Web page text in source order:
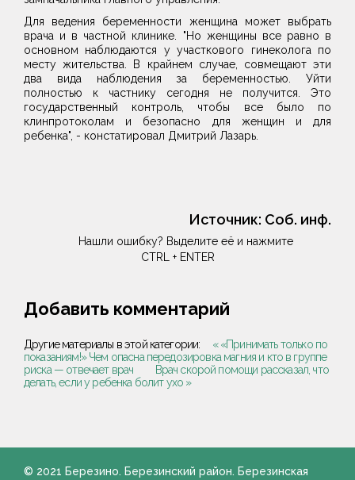
Для ведения беременности женщина может выбрать
врача и в частной клинике. "Но женщины все равно в
основном наблюдаются у участкового гинеколога по
месту жительства. В крайнем случае, совмещают эти
два вида наблюдения за беременностью. Уйти
полностью к частнику сегодня не получится. Это
государственный контроль, чтобы все было по
клинпротоколам и безопасно для женщин и для
ребенка", - констатировал Дмитрий Лазарь.
Источник: Соб. инф.
Нашли ошибку? Выделите её и нажмите
CTRL + ENTER
Добавить комментарий
Другие материалы в этой категории:
« «Принимать только по
показаниям!» Чем опасна передозировка магния и кто в группе
риска — отвечает врач
Врач скорой помощи рассказал, что
делать, если у ребенка болит ухо »
© 2021 Березино. Березинский район. Березинская